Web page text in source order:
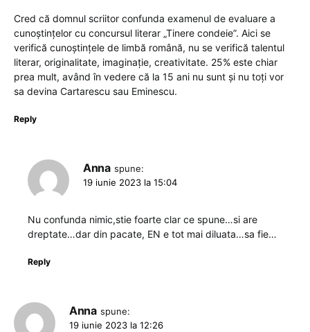
Cred că domnul scriitor confunda examenul de evaluare a
cunoștințelor cu concursul literar „Tinere condeie”. Aici se
verifică cunoștințele de limbă română, nu se verifică talentul
literar, originalitate, imaginație, creativitate. 25% este chiar
prea mult, având în vedere că la 15 ani nu sunt și nu toți vor
sa devina Cartarescu sau Eminescu.
Reply
Anna spune:
19 iunie 2023 la 15:04
Nu confunda nimic,stie foarte clar ce spune…si are
dreptate…dar din pacate, EN e tot mai diluata…sa fie…
Reply
Anna spune:
19 iunie 2023 la 12:26